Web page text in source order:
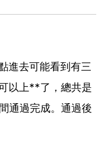
進去可能看到有三
以上**了，總共是
通過完成。通過後